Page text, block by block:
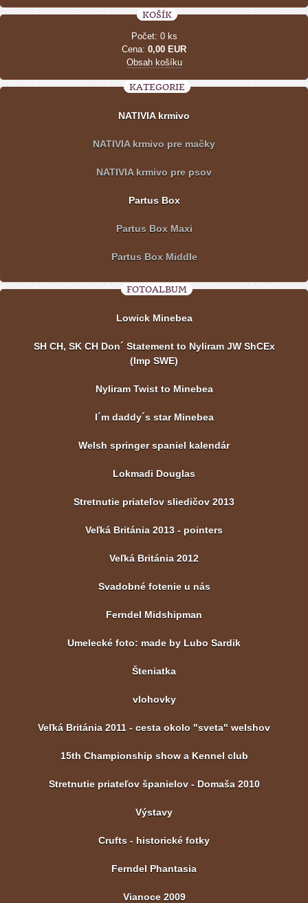
KOŠÍK
Počet: 0 ks
Cena: 0,00 EUR
Obsah košíku
KATEGORIE
NATIVIA krmivo
NATIVIA krmivo pre mačky
NATIVIA krmivo pre psov
Partus Box
Partus Box Maxi
Partus Box Middle
FOTOALBUM
Lowick Minebea
SH CH, SK CH Don´ Statement to Nyliram JW ShCEx
(Imp SWE)
Nyliram Twist to Minebea
I´m daddy´s star Minebea
Welsh springer spaniel kalendár
Lokmadi Douglas
Stretnutie priateľov sliedičov 2013
Veľká Británia 2013 - pointers
Veľká Británia 2012
Svadobné fotenie u nás
Ferndel Midshipman
Umelecké foto: made by Lubo Sardik
Šteniatka
vlohovky
Veľká Británia 2011 - cesta okolo "sveta" welshov
15th Championship show a Kennel club
Stretnutie priateľov španielov - Domaša 2010
Výstavy
Crufts - historické fotky
Ferndel Phantasia
Vianoce 2009